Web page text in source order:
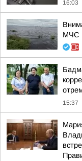
16:03
МЧС
15:37